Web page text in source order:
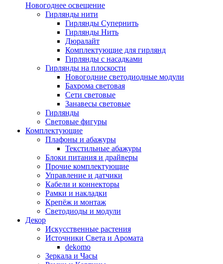
Новогоднее освещение
Гирлянды нити
Гирлянды Супернить
Гирлянды Нить
Дюралайт
Комплектующие для гирлянд
Гирлянды с насадками
Гирлянды на плоскости
Новогодние светодиодные модули
Бахрома световая
Сети световые
Занавесы световые
Гирлянды
Световые фигуры
Комплектующие
Плафоны и абажуры
Текстильные абажуры
Блоки питания и драйверы
Прочие комплектующие
Управление и датчики
Кабели и коннекторы
Рамки и накладки
Крепёж и монтаж
Светодиоды и модули
Декор
Искусственные растения
Источники Света и Аромата
dekomo
Зеркала и Часы